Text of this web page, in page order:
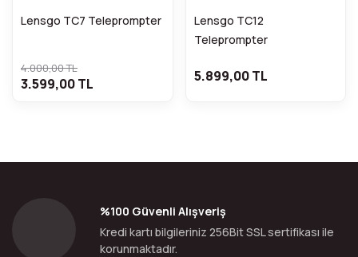
Lensgo TC7 Teleprompter
4.000,00 TL
3.599,00 TL
Lensgo TC12
Teleprompter
5.899,00 TL
%100 Güvenli Alışveriş
Kredi kartı bilgileriniz 256Bit SSL sertifikası ile
korunmaktadır.